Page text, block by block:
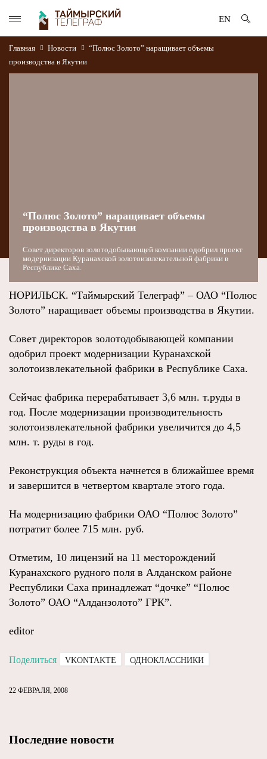
EN
Главная Новости
“Полюс Золото” наращивает объемы
производства в Якутии
“Полюс Золото” наращивает объемы
производства в Якутии
Совет директоров золотодобывающей компании одобрил проект
модернизации Куранахской золотоизвлекательной фабрики в
Республике Саха.
НОРИЛЬСК. “Таймырский Телеграф” – ОАО “Полюс
Золото” наращивает объемы производства в Якутии.
Совет директоров золотодобывающей компании
одобрил проект модернизации Куранахской
золотоизвлекательной фабрики в Республике Саха.
Сейчас фабрика перерабатывает 3,6 млн. т.руды в
год. После модернизации производительность
золотоизвлекательной фабрики увеличится до 4,5
млн. т. руды в год.
Реконструкция объекта начнется в ближайшее время
и завершится в четвертом квартале этого года.
На модернизацию фабрики ОАО “Полюс Золото”
потратит более 715 млн. руб.
Отметим, 10 лицензий на 11 месторождений
Куранахского рудного поля в Алданском районе
Республики Саха принадлежат “дочке” “Полюс
Золото” ОАО “Алданзолото” ГРК”.
editor
Поделиться VKONTAKTE ОДНОКЛАССНИКИ
22 ФЕВРАЛЯ, 2008
Последние новости